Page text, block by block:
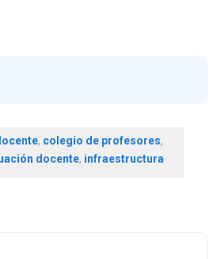
, colegio de profesores,
docente, infraestructura